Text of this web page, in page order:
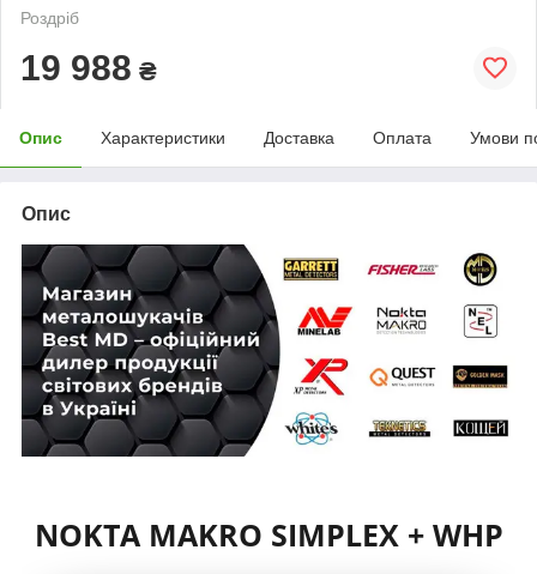
Роздріб
19 988 ₴
Опис Характеристики Доставка Оплата Умови
Опис
NOKTA MAKRO SIMPLEX + WHP